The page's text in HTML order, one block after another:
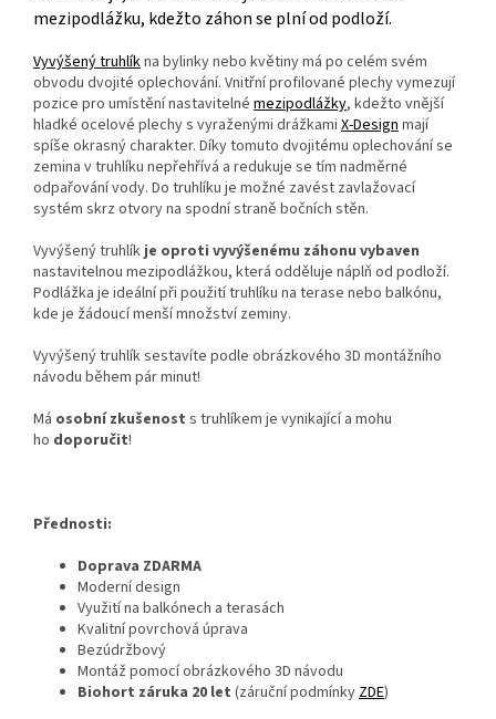
mezipodlážku, kdežto záhon se plní od podloží.
Vyvýšený truhlíkna bylinky nebo květiny má po celém svém
obvodu dvojité oplechování. Vnitřní profilované plechy vymezují
pozice pro umístění nastavitelné mezipodlážky, kdežto vnější
hladké ocelové plechy s vyraženými drážkami X-Design mají
spíše okrasný charakter. Díky tomuto dvojitému oplechování se
zemina v truhlíku nepřehřívá a redukuje se tím nadměrné
odpařování vody. Do truhlíku je možné zavést zavlažovací
systém skrz otvory na spodní straně bočních stěn.
Vyvýšený truhlík je oproti vyvýšenému záhonu vybaven
nastavitelnou mezipodlážkou, která odděluje náplň od podloží.
Podlážka je ideální při použití truhlíku na terase nebo balkónu,
kde je žádoucí menší množství zeminy.
Vyvýšený truhlík sestavíte podle obrázkového 3D montážního
návodu během pár minut!
Má osobní zkušenost s truhlíkem je vynikající a mohu
ho doporučit!
Přednosti:
Doprava ZDARMA
Moderní design
Využití na balkónech a terasách
Kvalitní povrchová úprava
Bezúdržbový
Montáž pomocí obrázkového 3D návodu
Biohort záruka 20 let (záruční podmínky ZDE)